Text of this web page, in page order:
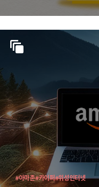
#아마존#카이퍼#위성인터넷